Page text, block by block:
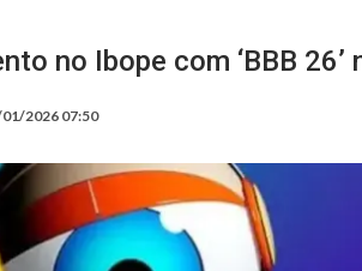
no Ibope com ‘BBB 26’
2026 07:50